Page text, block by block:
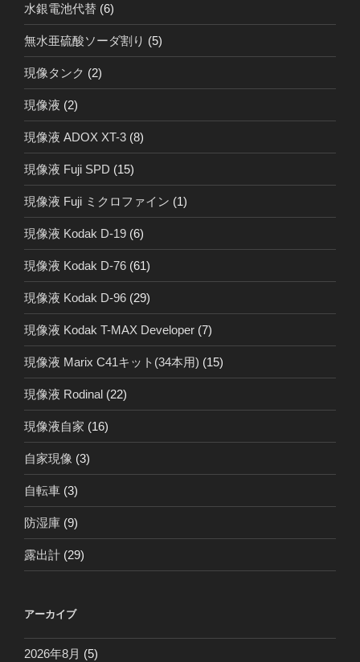
水銀電池代替 (6)
無水亜硫酸ソーダ割り (5)
現像タンク (2)
現像液 (2)
現像液 ADOX XT-3 (8)
現像液 Fuji SPD (15)
現像液 Fuji ミクロファイン (1)
現像液 Kodak D-19 (6)
現像液 Kodak D-76 (61)
現像液 Kodak D-96 (29)
現像液 Kodak T-MAX Developer (7)
現像液 Marix C41キット(34本用) (15)
現像液 Rodinal (22)
現像液自家 (16)
自家現像 (3)
自転車 (3)
防湿庫 (9)
露出計 (29)
アーカイブ
2026年8月 (5)